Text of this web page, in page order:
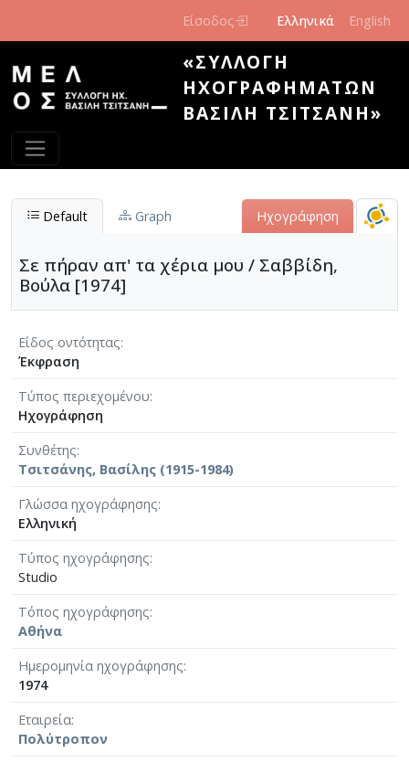
Είσοδος Ελληνικά English
«ΣΥΛΛΟΓΉ
ΗΧΟΓΡΑΦΗΜΆΤΩΝ
ΒΑΣΊΛΗ ΤΣΙΤΣΆΝΗ»
Default Graph Ηχογράφηση
Σε πήραν απ' τα χέρια μου / Σαββίδη,
Βούλα [1974]
Είδος οντότητας
Έκφραση
Τύπος περιεχομένου
Ηχογράφηση
Συνθέτης
Τσιτσάνης, Βασίλης (1915-1984)
Γλώσσα ηχογράφησης
Ελληνική
Τύπος ηχογράφησης
Studio
Τόπος ηχογράφησης
Αθήνα
Ημερομηνία ηχογράφησης
1974
Εταιρεία
Πολύτροπον